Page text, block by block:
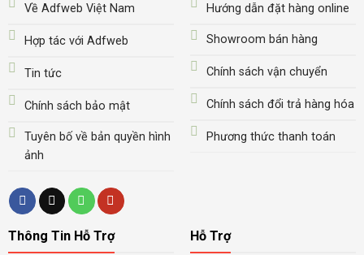
Về Adfweb Việt Nam
Hợp tác với Adfweb
Tin tức
Chính sách bảo mật
Tuyên bố về bản quyền hình
ảnh
Hướng dẫn đặt hàng online
Showroom bán hàng
Chính sách vận chuyển
Chính sách đổi trả hàng hóa
Phương thức thanh toán
Thông Tin Hỗ Trợ Hỗ Trợ